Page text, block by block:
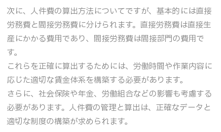
次に、人件費の算出方法についてですが、基本的には直接
労務費と間接労務費に分けられます。直接労務費は直接生
産にかかる費用であり、間接労務費は間接部門の費用で
す。
これらを正確に算出するためには、労働時間や作業内容に
応じた適切な賃金体系を構築する必要があります。
さらに、社会保険や年金、労働組合などの影響も考慮する
必要があります。人件費の管理と算出は、正確なデータと
適切な制度の構築が求められます。